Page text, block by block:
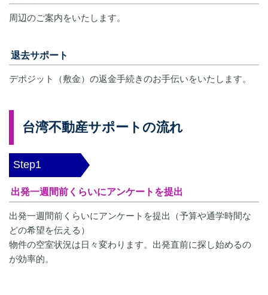
周辺のご案内をいたします。
退去サポート
デポジット（敷金）の返金手続きのお手伝いをいたします。
台湾不動産サポートの流れ
Step1
出発一週間前くらいにアンケートを提出
出発一週間前くらいにアンケートを提出（予算や通学時間な
どの希望を伝える）
物件の空室状況は日々変わります。出発直前に探し始めるの
が効率的。